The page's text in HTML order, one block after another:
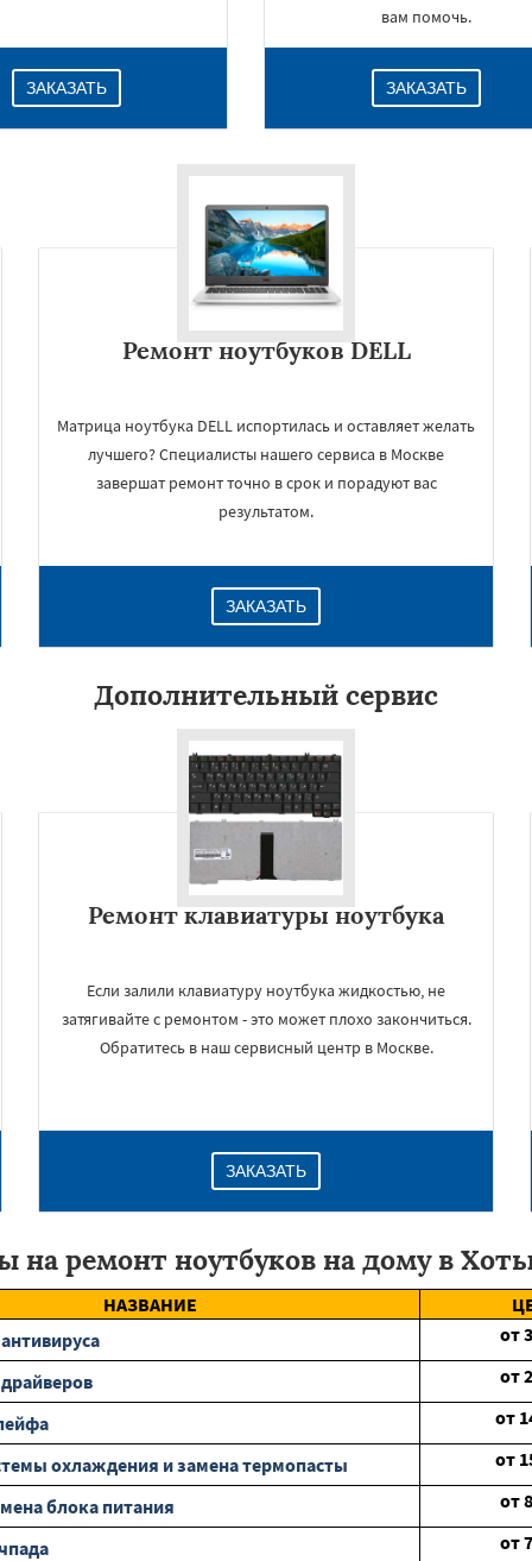
ЗАКАЗАТЬ
вам помочь.
ЗАКАЗАТЬ
Ремонт ноутбуков DELL
Матрица ноутбука DELL испортилась и оставляет желать
лучшего? Специалисты нашего сервиса в Москве
завершат ремонт точно в срок и порадуют вас
результатом.
ЗАКАЗАТЬ
Дополнительный сервис
Ремонт клавиатуры ноутбука
Если залили клавиатуру ноутбука жидкостью, не
затягивайте с ремонтом - это может плохо закончиться.
Обратитесь в наш сервисный центр в Москве.
ЗАКАЗАТЬ
на ремонт ноутбуков на дому в
НАЗВАНИЕ
от
от
от
охлаждения и замена термопасты
от
блока питания
от
от
×